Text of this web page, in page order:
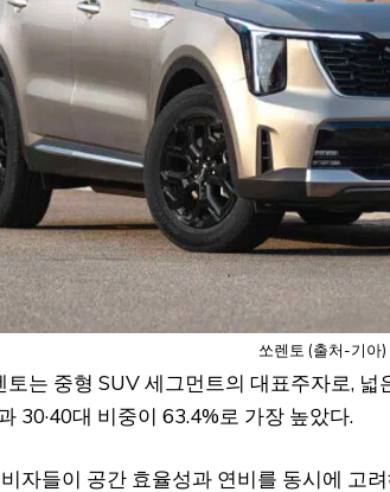
쏘렌토 (출처-기아)
는 중형 SUV 세그먼트의 대표주자로,
30·40대 비중이 63.4%로 가장 높았다.
자들이 공간 효율성과 연비를 동시에 고